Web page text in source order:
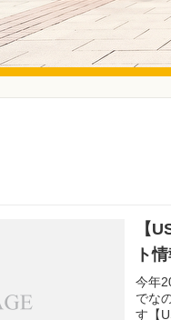
【
ト
今年
でな
す【